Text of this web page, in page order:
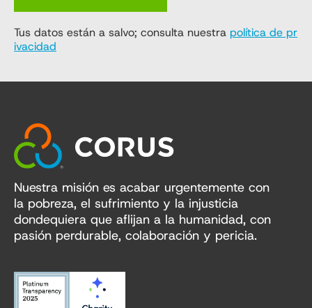
Tus datos están a salvo; consulta nuestra política de pr
ivacidad
Nuestra misión es acabar urgentemente con
la pobreza, el sufrimiento y la injusticia
dondequiera que aflijan a la humanidad, con
pasión perdurable, colaboración y pericia.